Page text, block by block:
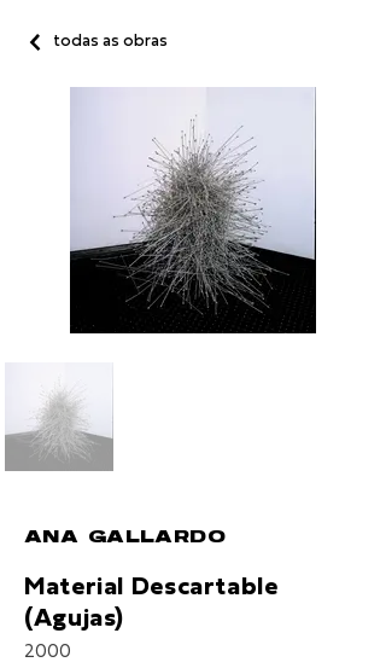
todas as obras
ANA GALLARDO
Material Descartable
(Agujas)
2000